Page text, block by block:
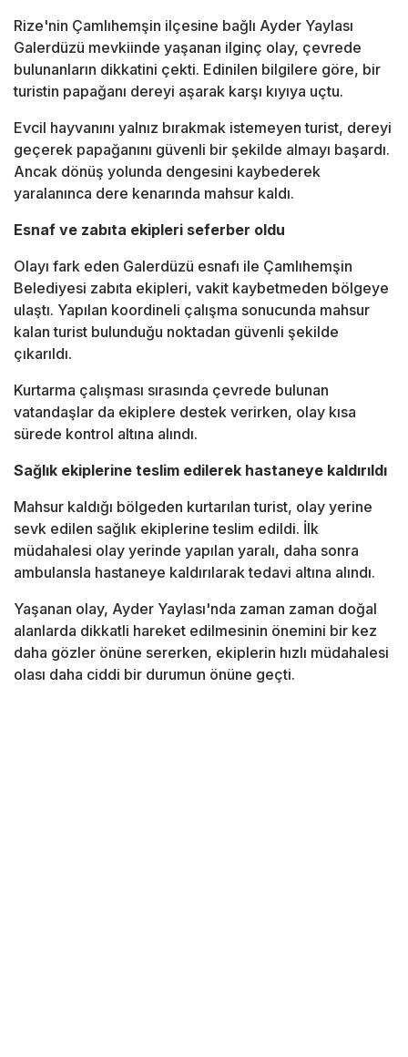
Rize'nin Çamlıhemşin ilçesine bağlı Ayder Yaylası
Galerdüzü mevkiinde yaşanan ilginç olay, çevrede
bulunanların dikkatini çekti. Edinilen bilgilere göre, bir
turistin papağanı dereyi aşarak karşı kıyıya uçtu.
Evcil hayvanını yalnız bırakmak istemeyen turist, dereyi
geçerek papağanını güvenli bir şekilde almayı başardı.
Ancak dönüş yolunda dengesini kaybederek
yaralanınca dere kenarında mahsur kaldı.
Esnaf ve zabıta ekipleri seferber oldu
Olayı fark eden Galerdüzü esnafı ile Çamlıhemşin
Belediyesi zabıta ekipleri, vakit kaybetmeden bölgeye
ulaştı. Yapılan koordineli çalışma sonucunda mahsur
kalan turist bulunduğu noktadan güvenli şekilde
çıkarıldı.
Kurtarma çalışması sırasında çevrede bulunan
vatandaşlar da ekiplere destek verirken, olay kısa
sürede kontrol altına alındı.
Sağlık ekiplerine teslim edilerek hastaneye kaldırıldı
Mahsur kaldığı bölgeden kurtarılan turist, olay yerine
sevk edilen sağlık ekiplerine teslim edildi. İlk
müdahalesi olay yerinde yapılan yaralı, daha sonra
ambulansla hastaneye kaldırılarak tedavi altına alındı.
Yaşanan olay, Ayder Yaylası'nda zaman zaman doğal
alanlarda dikkatli hareket edilmesinin önemini bir kez
daha gözler önüne sererken, ekiplerin hızlı müdahalesi
olası daha ciddi bir durumun önüne geçti.